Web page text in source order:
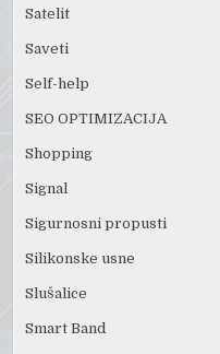
Satelit
Saveti
Self-help
SEO OPTIMIZACIJA
Shopping
Signal
Sigurnosni propusti
Silikonske usne
Slušalice
Smart Band